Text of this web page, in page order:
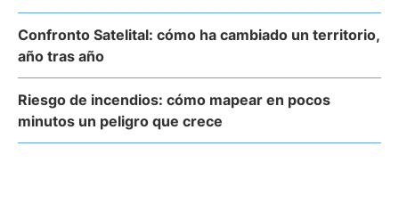
Confronto Satelital: cómo ha cambiado un territorio,
año tras año
Riesgo de incendios: cómo mapear en pocos
minutos un peligro que crece